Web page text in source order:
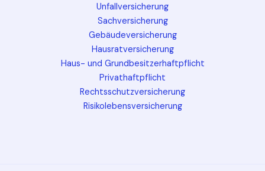
Unfallversicherung
Sachversicherung
Gebäudeversicherung
Hausratversicherung
Haus- und Grundbesitzerhaftpflicht
Privathaftpflicht
Rechtsschutzversicherung
Risikolebensversicherung